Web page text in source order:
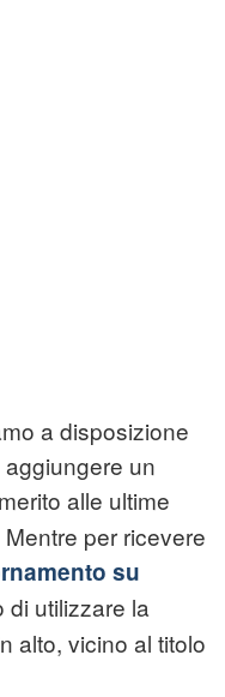
a disposizione
un
alle ultime
per ricevere
su
di utilizzare la
alto, vicino al titolo